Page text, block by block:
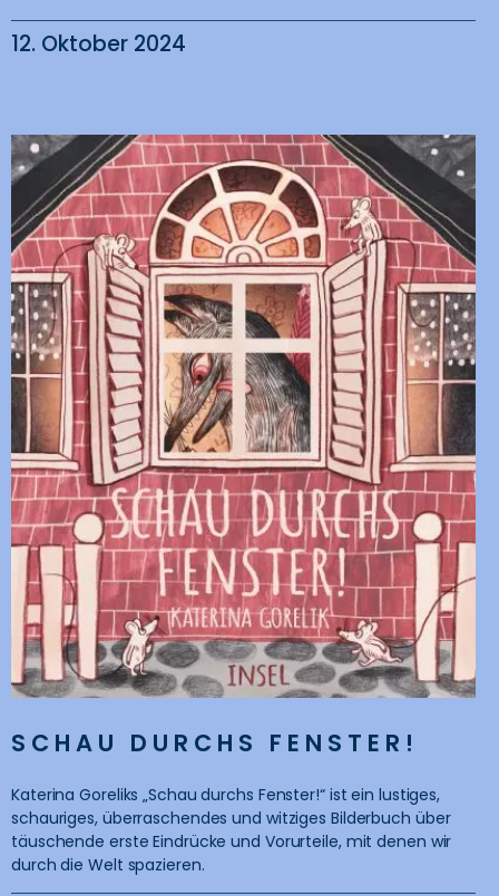
12. Oktober 2024
SCHAU DURCHS FENSTER!
Katerina Goreliks „Schau durchs Fenster!“ ist ein lustiges,
schauriges, überraschendes und witziges Bilderbuch über
täuschende erste Eindrücke und Vorurteile, mit denen wir
durch die Welt spazieren.